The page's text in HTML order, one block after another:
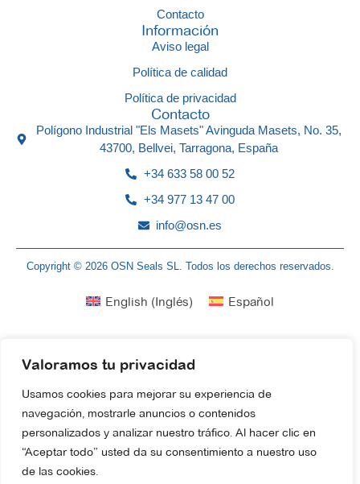
Valoramos tu privacidad
Usamos cookies para mejorar su experiencia de
navegación, mostrarle anuncios o contenidos
personalizados y analizar nuestro tráfico. Al hacer clic en
“Aceptar todo” usted da su consentimiento a nuestro uso
de las cookies.
Contacto
Información
Aviso legal
Política de calidad
Política de privacidad
Contacto
Polígono Industrial "Els Masets" Avinguda Masets, No. 35,
43700, Bellvei, Tarragona, España
+34 633 58 00 52
+34 977 13 47 00
info@osn.es
Copyright © 2026 OSN Seals SL. Todos los derechos reservados.
English (Inglés) Español